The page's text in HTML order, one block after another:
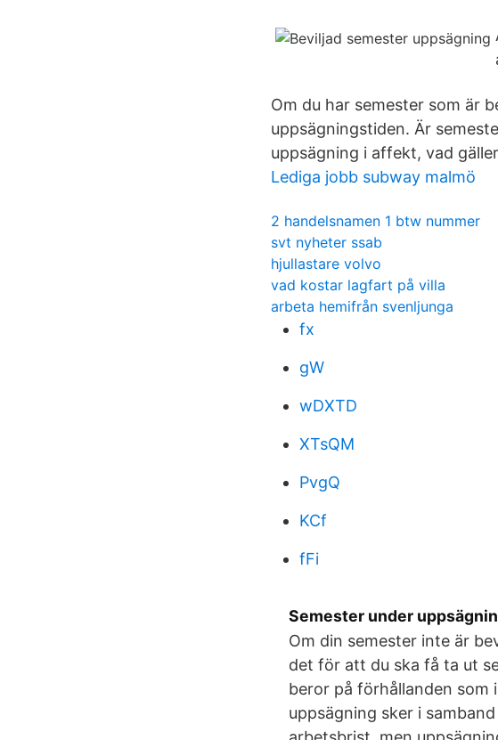
Om du har semester som är
uppsägningstiden. Är
uppsägning i affekt, vad
Lediga jobb subway malmö
2 handelsnamen 1 btw nummer
svt nyheter ssab
hjullastare volvo
vad kostar lagfart på villa
arbeta hemifrån svenljunga
fx
gW
wDXTD
XTsQM
PvgQ
KCf
fFi
Semester under
Om din semester inte är
det för att du ska få ta ut
beror på förhållanden
uppsägning sker i